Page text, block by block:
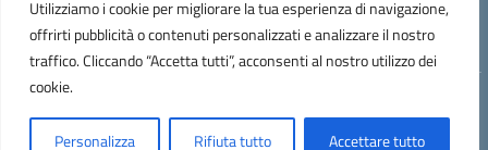
Utilizziamo i cookie per migliorare la tua esperienza di navigazione,
offrirti pubblicità o contenuti personalizzati e analizzare il nostro
traffico. Cliccando “Accetta tutti”, acconsenti al nostro utilizzo dei
cookie.
Personalizza Rifiuta tutto Accettare tutto
Codice unico di fatturazione (CUF): R8N7JA